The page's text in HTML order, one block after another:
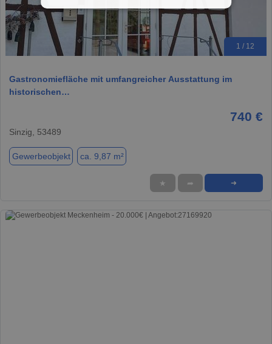
1 / 12
Gastronomiefläche mit umfangreicher Ausstattung im
historischen…
740 €
Sinzig, 53489
Gewerbeobjekt ca. 9,87 m²
★ ➦ ➜